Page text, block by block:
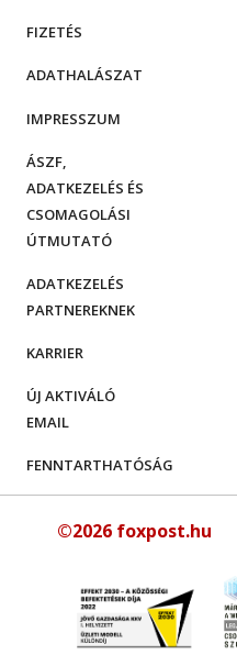
FIZETÉS
ADATHALÁSZAT
IMPRESSZUM
ÁSZF,
ADATKEZELÉS ÉS
CSOMAGOLÁSI
ÚTMUTATÓ
ADATKEZELÉS
PARTNEREKNEK
KARRIER
ÚJ AKTIVÁLÓ
EMAIL
FENNTARTHATÓSÁG
©2026 foxpost.hu